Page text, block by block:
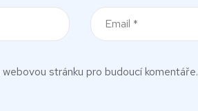
stránku pro budoucí komentáře.